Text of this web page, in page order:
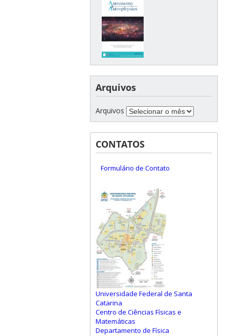
Arquivos
Arquivos
CONTATOS
Formulário de Contato
Universidade Federal de Santa
Catarina
Centro de Ciências Físicas e
Matemáticas
Departamento de Física